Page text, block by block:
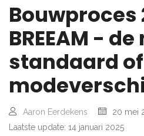
Bouwproces
BREEAM -
standaard
Aaron Eerdekens
20 mei
Laatste update: 14 januari 2025